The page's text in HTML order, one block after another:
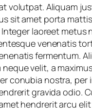
volutpat. Aliquam
sit amet porta
laoreet metus
venenatis
fermentum.
velit, a
conubia nostra, per
gravida odio.
hendrerit arcu